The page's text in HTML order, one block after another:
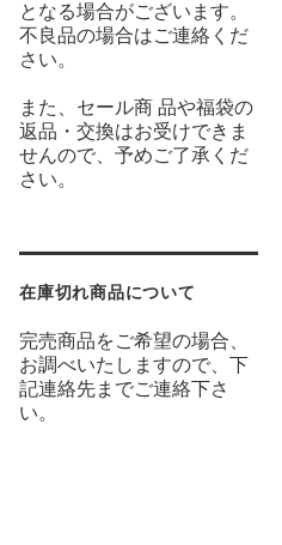
となる場合がございます。
不良品の場合はご連絡くだ
さい。
また、セール商 品や福袋の
返品・交換はお受けできま
せんので、予めご了承くだ
さい。
在庫切れ商品について
完売商品をご希望の場合、
お調べいたしますので、下
記連絡先までご連絡下さ
い。